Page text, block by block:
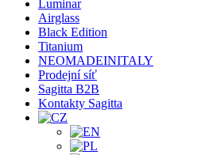
Luminar
Airglass
Black Edition
Titanium
NEOMADEINITALY
Prodejní síť
Sagitta B2B
Kontakty Sagitta